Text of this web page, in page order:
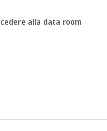
alla data room